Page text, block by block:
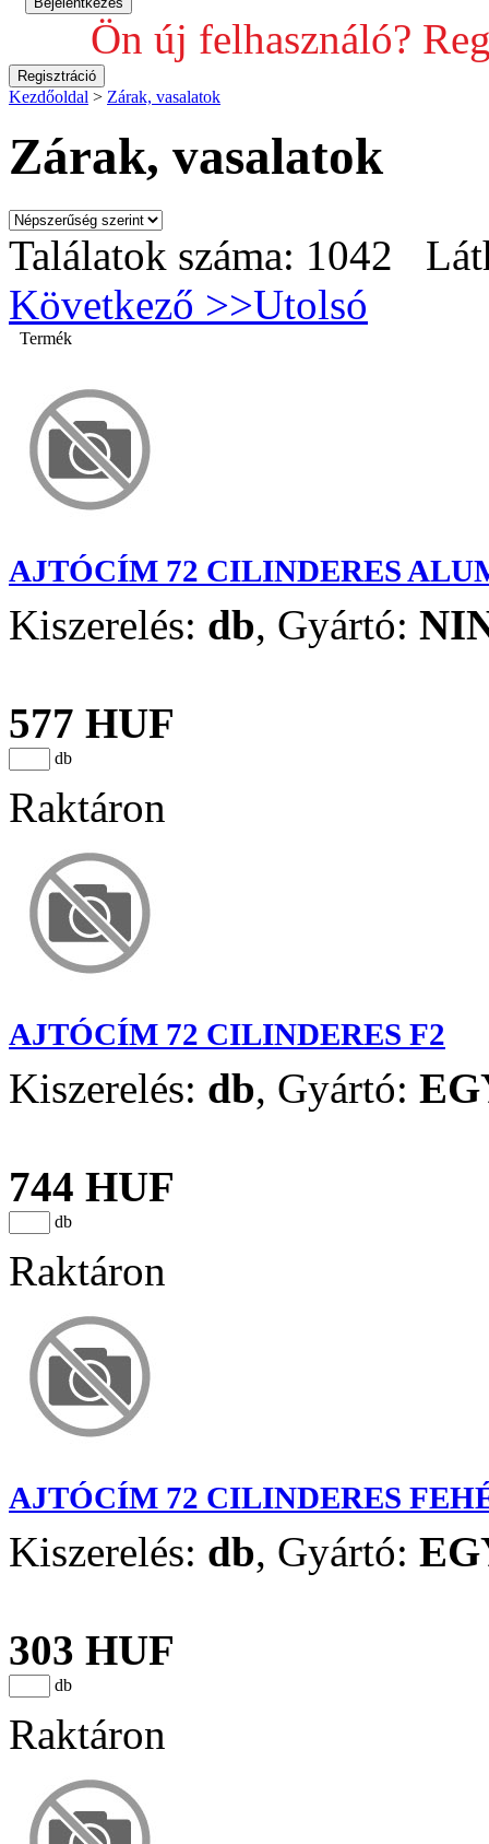
Ön új felhasználó?
Kezdőoldal > Zárak, vasalatok
Zárak, vasalatok
Találatok száma: 1042
Következő >>Utolsó
Termék
AJTÓCÍM 72 CILINDERES
Kiszerelés: db, Gyártó:
577 HUF
db
Raktáron
AJTÓCÍM 72 CILINDERES F2
Kiszerelés: db, Gyártó:
744 HUF
db
Raktáron
AJTÓCÍM 72 CILINDERES
Kiszerelés: db, Gyártó:
303 HUF
db
Raktáron